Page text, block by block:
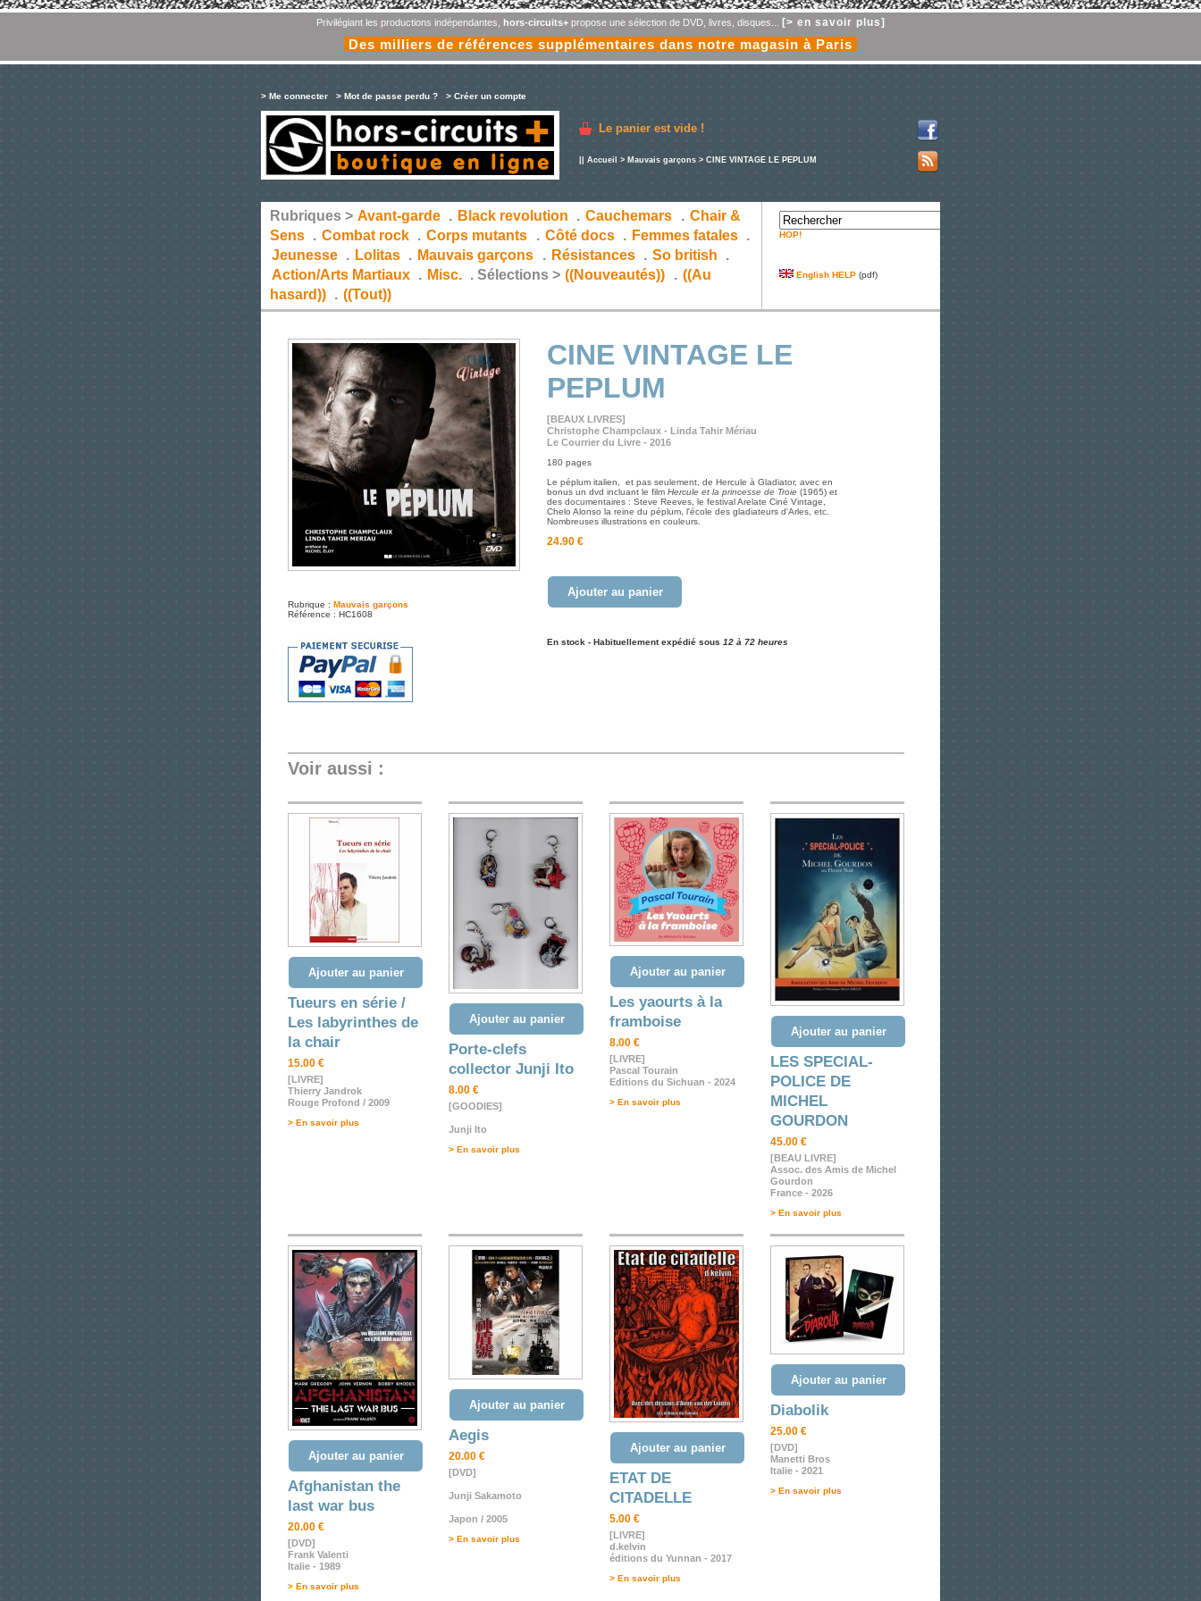
Privilégiant les productions indépendantes, hors-circuits+propose une sélection de DVD, livres, disques... [> en savoir plus]
Des milliers de références supplémentaires dans notre magasin à Paris
> Me connecter > Mot de passe perdu ? > Créer un compte
Le panier est vide !
Accueil > Mauvais garçons > CINE VINTAGE LE PEPLUM
Rubriques > Avant-garde . Black revolution . Cauchemars . Chair &
Sens . Combat rock . Corps mutants . Côté docs . Femmes fatales
.
Jeunesse . Lolitas . Mauvais garçons . Résistances . So british
.
Action/Arts Martiaux . Misc. .Sélections > ((Nouveautés)) . ((Au
hasard)) . ((Tout))
HOP!
English HELP (pdf)
Rubrique : Mauvais garçons
Référence : HC1608
CINE VINTAGE LE
PEPLUM
[BEAUX LIVRES]
Christophe Champclaux - Linda Tahir Mériau
Le Courrier du Livre - 2016
180 pages
Le péplum italien, et pas seulement, de Hercule à Gladiator, avec en
bonus un dvd incluant le film Hercule et la princesse de Troie (1965) et
des documentaires : Steve Reeves, le festival Arelate Ciné Vintage,
Chelo Alonso la reine du péplum, l'école des gladiateurs d'Arles, etc.
Nombreuses illustrations en couleurs.
24.90 €
Ajouter au panier
En stock - Habituellement expédié sous 12 à 72 heures
Voir aussi :
Ajouter au panier
Tueurs en série /
Les labyrinthes de
la chair
15.00 €
[LIVRE]
Thierry Jandrok
Rouge Profond / 2009
> En savoir plus
Ajouter au panier
Porte-clefs
collector Junji Ito
8.00 €
[GOODIES]
Junji Ito
> En savoir plus
Ajouter au panier
Les yaourts à la
framboise
8.00 €
[LIVRE]
Pascal Tourain
Editions du Sichuan - 2024
> En savoir plus
Ajouter au panier
LES SPECIAL-
POLICE DE
MICHEL
GOURDON
45.00 €
[BEAU LIVRE]
Assoc. des Amis de Michel
Gourdon
France - 2026
> En savoir plus
Ajouter au panier
Afghanistan the
last war bus
20.00 €
[DVD]
Frank Valenti
Italie - 1989
> En savoir plus
Ajouter au panier
Aegis
20.00 €
[DVD]
Junji Sakamoto
Japon / 2005
> En savoir plus
Ajouter au panier
ETAT DE
CITADELLE
5.00 €
[LIVRE]
d.kelvin
éditions du Yunnan - 2017
> En savoir plus
Ajouter au panier
Diabolik
25.00 €
[DVD]
Manetti Bros
Italie - 2021
> En savoir plus